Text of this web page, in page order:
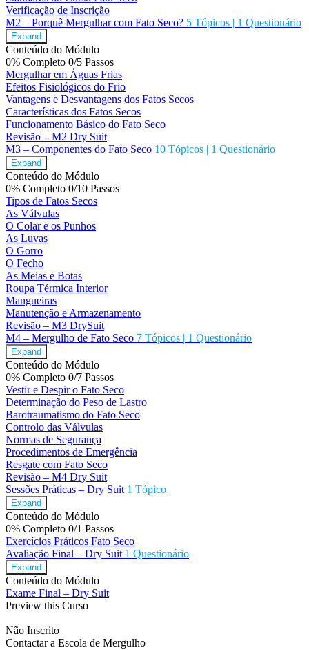
Verificação de Inscrição
M2 – Porquê Mergulhar com Fato Seco? 5 Tópicos | 1 Questionário
Expand
Conteúdo do Módulo
0% Completo 0/5 Passos
Mergulhar em Águas Frias
Efeitos Fisiológicos do Frio
Vantagens e Desvantagens dos Fatos Secos
Características dos Fatos Secos
Funcionamento Básico do Fato Seco
Revisão – M2 Dry Suit
M3 – Componentes do Fato Seco 10 Tópicos | 1 Questionário
Expand
Conteúdo do Módulo
0% Completo 0/10 Passos
Tipos de Fatos Secos
As Válvulas
O Colar e os Punhos
As Luvas
O Gorro
O Fecho
As Meias e Botas
Roupa Térmica Interior
Mangueiras
Manutenção e Armazenamento
Revisão – M3 DrySuit
M4 – Mergulho de Fato Seco 7 Tópicos | 1 Questionário
Expand
Conteúdo do Módulo
0% Completo 0/7 Passos
Vestir e Despir o Fato Seco
Determinação do Peso de Lastro
Barotraumatismo do Fato Seco
Controlo das Válvulas
Normas de Segurança
Procedimentos de Emergência
Resgate com Fato Seco
Revisão – M4 Dry Suit
Sessões Práticas – Dry Suit 1 Tópico
Expand
Conteúdo do Módulo
0% Completo 0/1 Passos
Exercícios Práticos Fato Seco
Avaliação Final – Dry Suit 1 Questionário
Expand
Conteúdo do Módulo
Exame Final – Dry Suit
Preview this Curso
Não Inscrito
Contactar a Escola de Mergulho